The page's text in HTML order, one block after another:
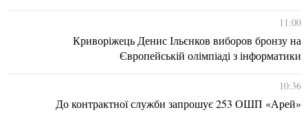
11:00
Криворіжець Денис Ільєнков виборов бронзу на
Європейській олімпіаді з інформатики
10:36
До контрактної служби запрошує 253 ОШП «Арей»